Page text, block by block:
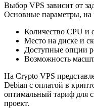
Выбор VPS зависит от
Основные параметры, на
Количество CPU и
Место на диске и
Доступные опции
Возможность
На Crypto VPS
Debian с оплатой в
оптимальный тариф для
проект.